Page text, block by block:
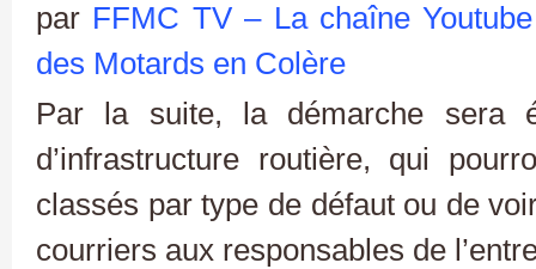
par FFMC TV – La chaîne
des Motards en Colère
Par la suite, la démarche sera
d’infrastructure routière, qui
classés par type de défaut ou de
courriers aux responsables de